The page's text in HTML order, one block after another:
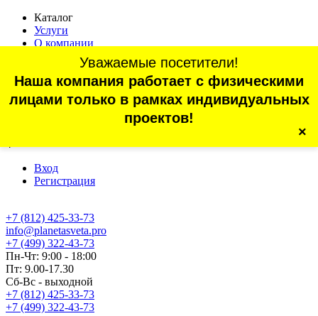
Каталог
Услуги
О компании
Статьи
Контакты
Отзывы
г. Санкт-Петербург, проспект Обуховской Обороны, 70, корп.
Вход
Регистрация
+7 (812) 425-33-73
Уважаемые посетители!
Наша компания работает с физическими
лицами только в рамках индивидуальных
проектов!
×
info@planetasveta.pro
+7 (499) 322-43-73
Пн-Чт: 9:00 - 18:00
Пт: 9.00-17.30
Сб-Вс - выходной
+7 (812) 425-33-73
+7 (499) 322-43-73